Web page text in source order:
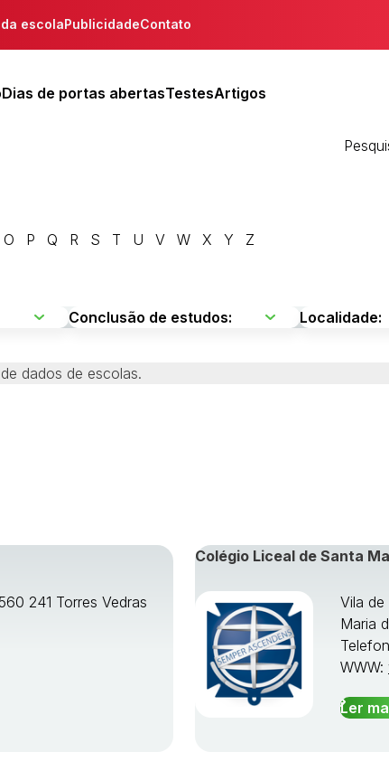
escolaPublicidadeContato
Dias de portas abertasTestesArtigos
O P Q R S T U V W X Y
Z
dados de escolas.
241 Torres Vedras
Colégio Liceal de Santa
Vila
Maria
WWW:
Ler